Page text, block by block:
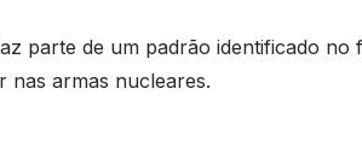
parte de um padrão identificado no
nas armas nucleares.